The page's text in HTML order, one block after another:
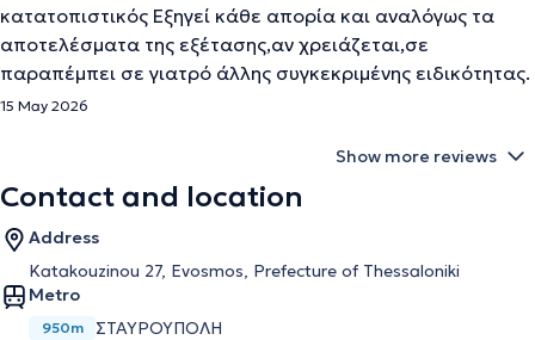
κατατοπιστικός Εξηγεί κάθε απορία και αναλόγως τα
αποτελέσματα της εξέτασης,αν χρειάζεται,σε
παραπέμπει σε γιατρό άλλης συγκεκριμένης ειδικότητας.
15 May 2026
Show more reviews
Contact and location
Address
Katakouzinou 27, Evosmos, Prefecture of Thessaloniki
Metro
950m ΣΤΑΥΡΟΎΠΟΛΗ